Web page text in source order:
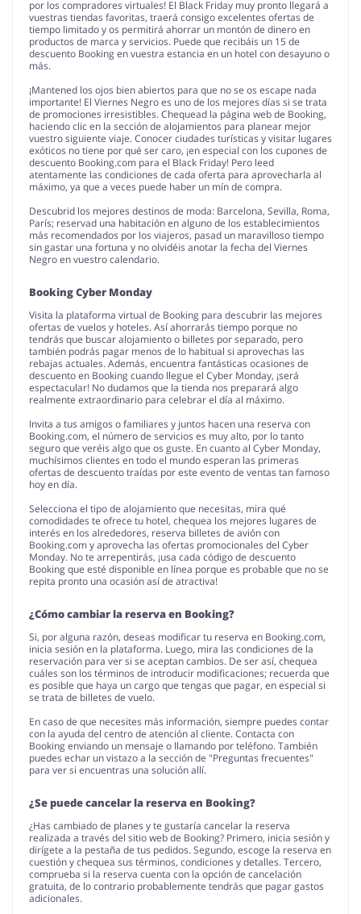
por los compradores virtuales! El Black Friday muy pronto llegará a
vuestras tiendas favoritas, traerá consigo excelentes ofertas de
tiempo limitado y os permitirá ahorrar un montón de dinero en
productos de marca y servicios. Puede que recibáis un 15 de
descuento Booking en vuestra estancia en un hotel con desayuno o
más.
¡Mantened los ojos bien abiertos para que no se os escape nada
importante! El Viernes Negro es uno de los mejores días si se trata
de promociones irresistibles. Chequead la página web de Booking,
haciendo clic en la sección de alojamientos para planear mejor
vuestro siguiente viaje. Conocer ciudades turísticas y visitar lugares
exóticos no tiene por qué ser caro, ¡en especial con los cupones de
descuento Booking.com para el Black Friday! Pero leed
atentamente las condiciones de cada oferta para aprovecharla al
máximo, ya que a veces puede haber un mín de compra.
Descubrid los mejores destinos de moda: Barcelona, Sevilla, Roma,
París; reservad una habitación en alguno de los establecimientos
más recomendados por los viajeros, pasad un maravilloso tiempo
sin gastar una fortuna y no olvidéis anotar la fecha del Viernes
Negro en vuestro calendario.
Booking Cyber Monday
Visita la plataforma virtual de Booking para descubrir las mejores
ofertas de vuelos y hoteles. Así ahorrarás tiempo porque no
tendrás que buscar alojamiento o billetes por separado, pero
también podrás pagar menos de lo habitual si aprovechas las
rebajas actuales. Además, encuentra fantásticas ocasiones de
descuento en Booking cuando llegue el Cyber Monday, ¡será
espectacular! No dudamos que la tienda nos preparará algo
realmente extraordinario para celebrar el día al máximo.
Invita a tus amigos o familiares y juntos hacen una reserva con
Booking.com, el número de servicios es muy alto, por lo tanto
seguro que veréis algo que os guste. En cuanto al Cyber Monday,
muchísimos clientes en todo el mundo esperan las primeras
ofertas de descuento traídas por este evento de ventas tan famoso
hoy en día.
Selecciona el tipo de alojamiento que necesitas, mira qué
comodidades te ofrece tu hotel, chequea los mejores lugares de
interés en los alrededores, reserva billetes de avión con
Booking.com y aprovecha las ofertas promocionales del Cyber
Monday. No te arrepentirás, ¡usa cada código de descuento
Booking que esté disponible en línea porque es probable que no se
repita pronto una ocasión así de atractiva!
¿Cómo cambiar la reserva en Booking?
Si, por alguna razón, deseas modificar tu reserva en Booking.com,
inicia sesión en la plataforma. Luego, mira las condiciones de la
reservación para ver si se aceptan cambios. De ser así, chequea
cuáles son los términos de introducir modificaciones; recuerda que
es posible que haya un cargo que tengas que pagar, en especial si
se trata de billetes de vuelo.
En caso de que necesites más información, siempre puedes contar
con la ayuda del centro de atención al cliente. Contacta con
Booking enviando un mensaje o llamando por teléfono. También
puedes echar un vistazo a la sección de "Preguntas frecuentes"
para ver si encuentras una solución allí.
¿Se puede cancelar la reserva en Booking?
¿Has cambiado de planes y te gustaría cancelar la reserva
realizada a través del sitio web de Booking? Primero, inicia sesión y
dirígete a la pestaña de tus pedidos. Segundo, escoge la reserva en
cuestión y chequea sus términos, condiciones y detalles. Tercero,
comprueba si la reserva cuenta con la opción de cancelación
gratuita, de lo contrario probablemente tendrás que pagar gastos
adicionales.